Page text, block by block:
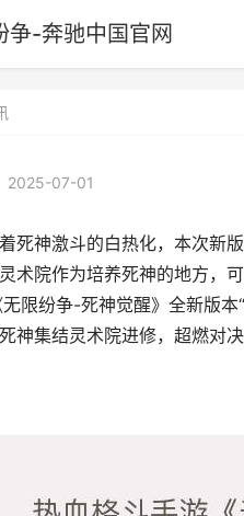
争-奔驰中国官网
2025-07-01
死神激斗的白热化，本次新
术院作为培养死神的地方，
限纷争-死神觉醒》全新版
神集结灵术院进修，超燃对